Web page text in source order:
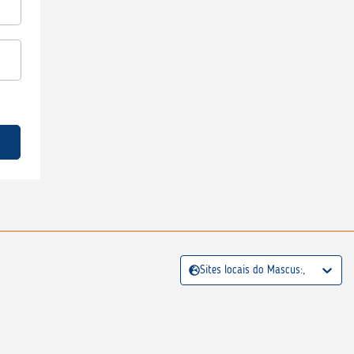
Sites locais do Mascus:,